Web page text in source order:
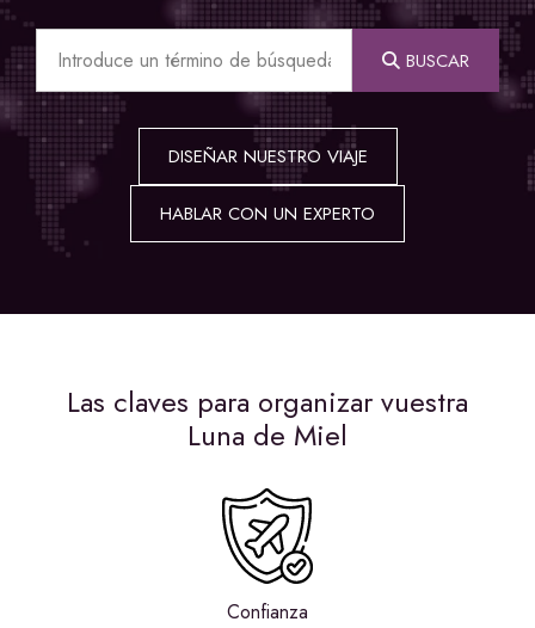
BUSCAR
DISEÑAR NUESTRO VIAJE
HABLAR CON UN EXPERTO
Las claves para organizar vuestra
Luna de Miel
Confianza